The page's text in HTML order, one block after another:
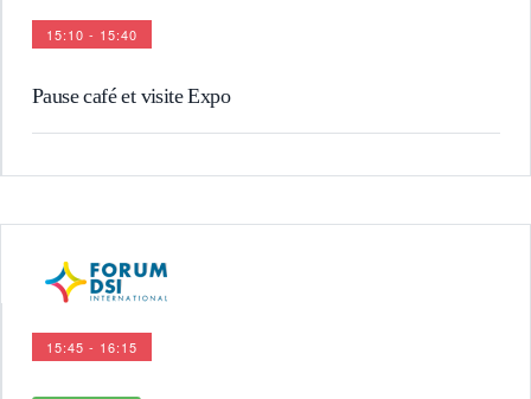
15:10 - 15:40
Pause café et visite Expo
15:45 - 16:15